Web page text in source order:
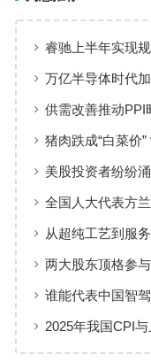
睿驰上半年实现
能汽车软件增长
万亿半导体时代
艺赋能高端制造
供需改善推动PPI
保持温和上涨趋势
猪肉跌成“白菜价
美股投资者纷纷
全国人大代表方
人心
从超纯工艺到服
值共创
两大股东顶格参
条”
谁能代表中国智
（2025）》点名
2025年我国CPI